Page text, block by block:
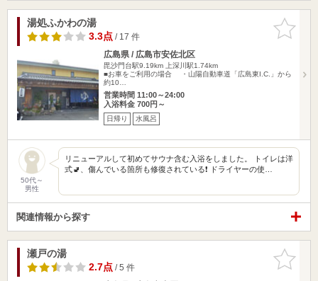
お気に入
りに追加
湯処ふかわの湯
3.3点/ 17 件
広島県 / 広島市安佐北区
毘沙門台駅9.19km
上深川駅1.74km
■お車をご利用の場合 ・山陽自動車道「広島東I.C.」から
約10…
営業時間 11:00～24:00
入浴料金 700円～
日帰り 水風呂
50代～
男性
リニューアルして初めてサウナ含む入浴をしました。 トイレは洋
式🚽、傷んでいる箇所も修復されている❗️ ドライヤーの使…
関連情報から探す
お気に入
りに追加
瀬戸の湯
2.7点/ 5 件